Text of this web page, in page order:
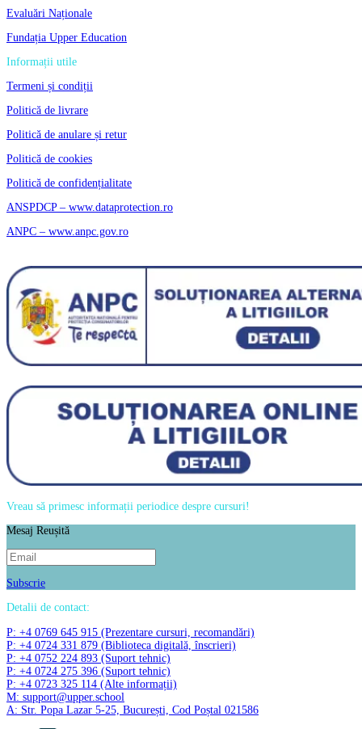
Evaluări Naționale
Fundația Upper Education
Informații utile
Termeni și condiții
Politică de livrare
Politică de anulare și retur
Politică de cookies
Politică de confidențialitate
ANSPDCP – www.dataprotection.ro
ANPC – www.anpc.gov.ro
Vreau să primesc informații periodice despre cursuri!
Mesaj Reușită
Subscrie
Detalii de contact:
P: +4 0769 645 915 (Prezentare cursuri, recomandări)
P: +4 0724 331 879 (Biblioteca digitală, înscrieri)
P: +4 0752 224 893 (Suport tehnic)
P: +4 0724 275 396 (Suport tehnic)
P: +4 0723 325 114 (Alte informații)
M: support@upper.school
A: Str. Popa Lazar 5-25, București, Cod Poștal 021586